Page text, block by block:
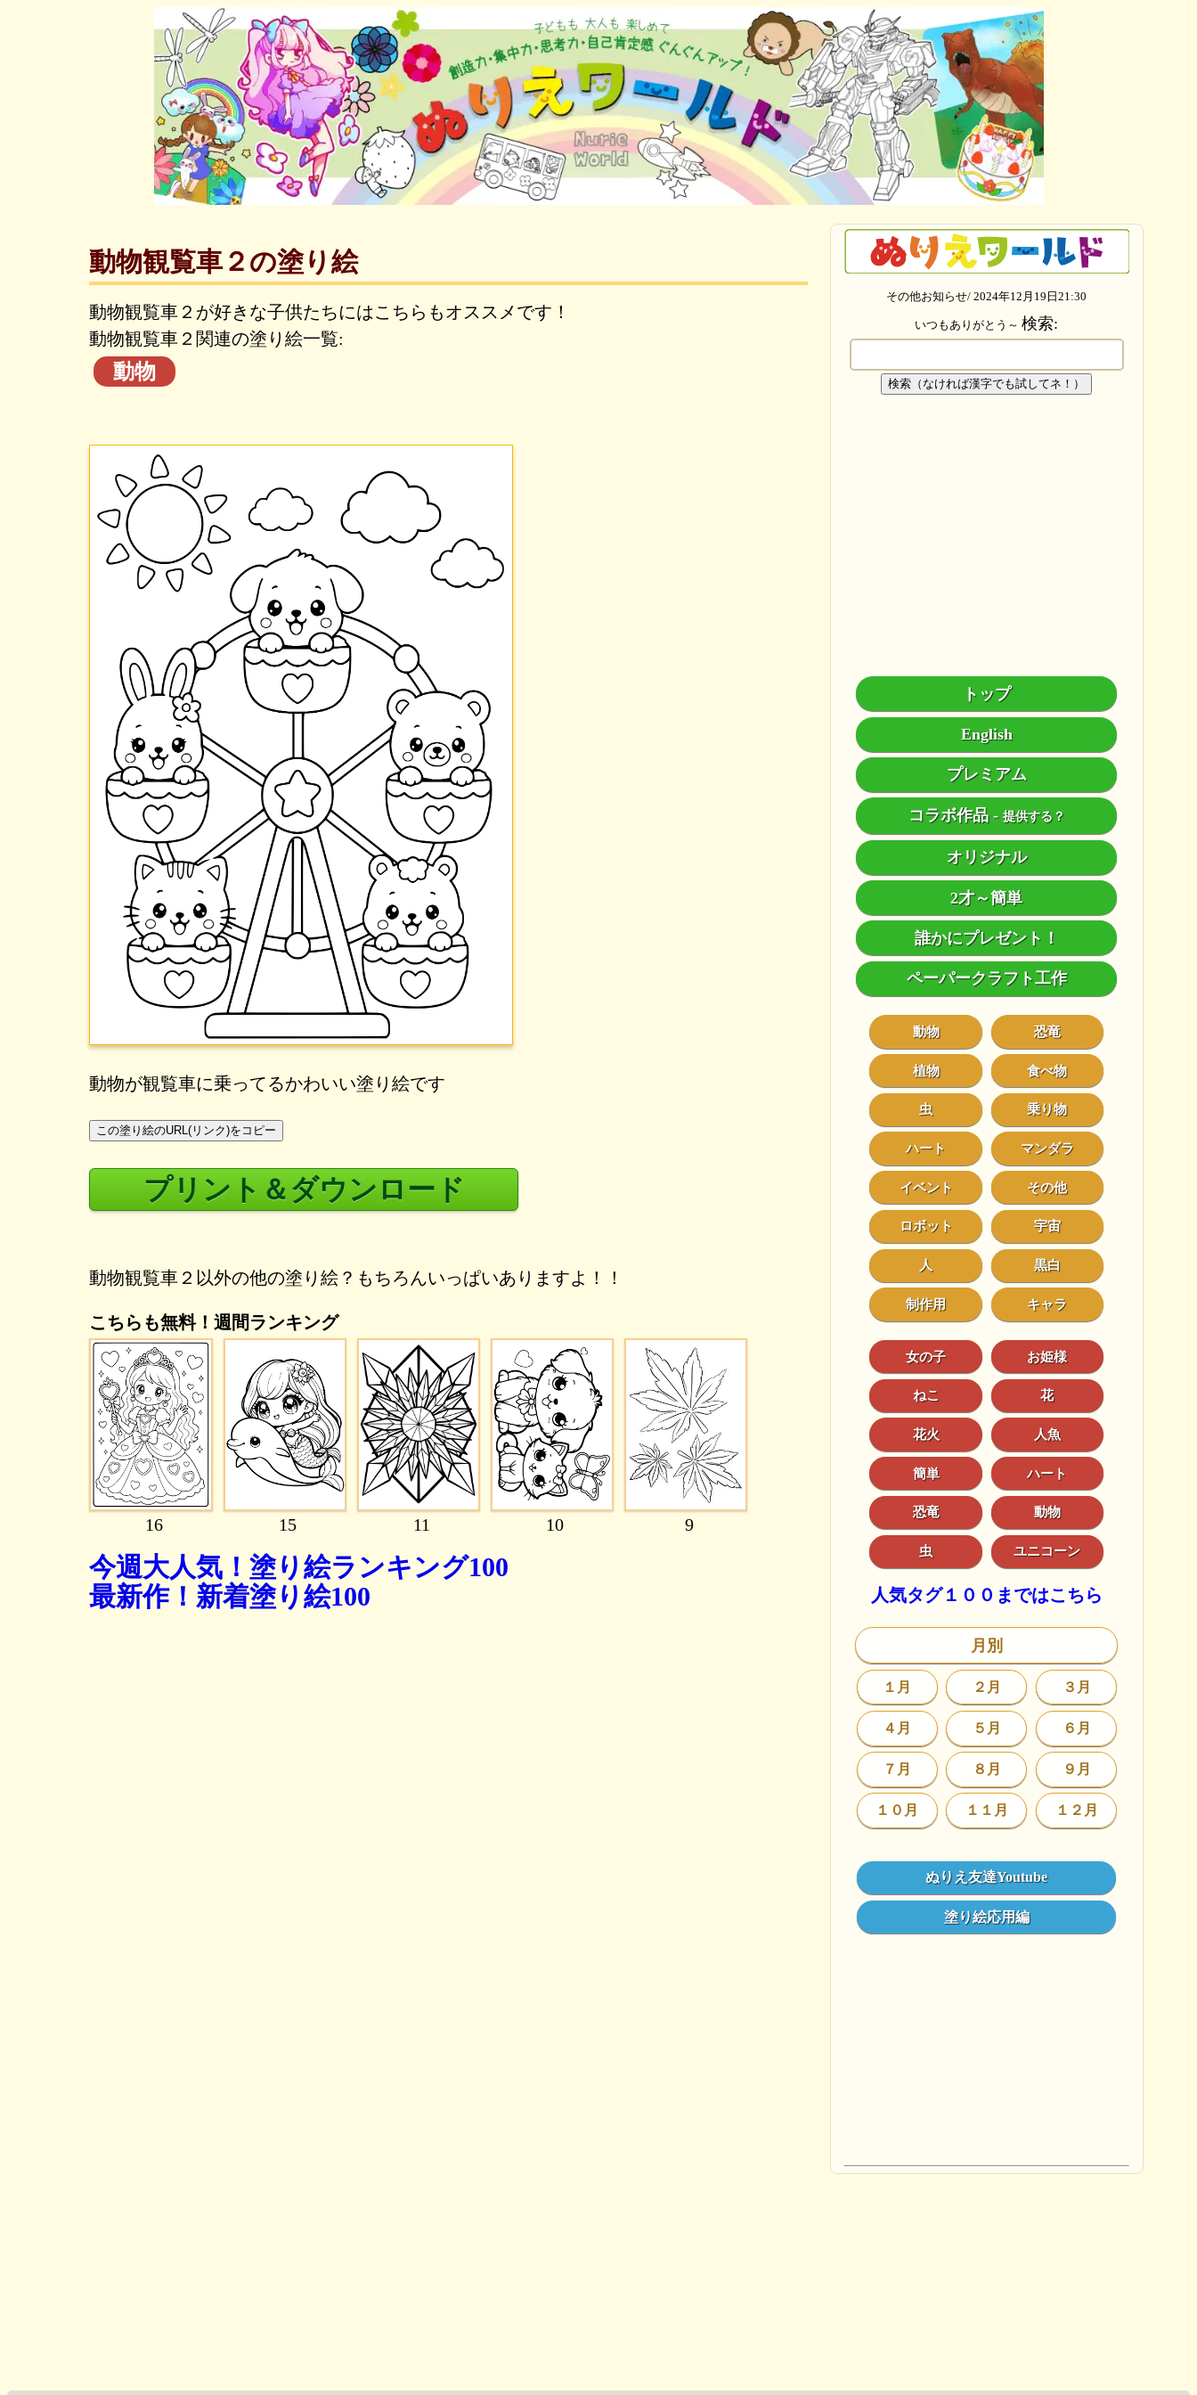
動物観覧車２の塗り絵
動物観覧車２が好きな子供たちにはこちらもオススメです！
動物観覧車２関連の塗り絵一覧:
動物
動物が観覧車に乗ってるかわいい塗り絵です
この塗り絵のURL(リンク)をコピー
プリント＆ダウンロード
動物観覧車２以外の他の塗り絵？もちろんいっぱいありますよ！！
こちらも無料！週間ランキング
16 15 11 10 9
今週大人気！塗り絵ランキング100
最新作！新着塗り絵100
その他お知らせ/ 2024年12月19日21:30
いつもありがとう～検索:
検索（なければ漢字でも試してネ！）
トップ
English
プレミアム
コラボ作品- 提供する？
オリジナル
2才～簡単
誰かにプレゼント！
ペーパークラフト工作
動物 恐竜
植物 食べ物
虫 乗り物
ハート マンダラ
イベント その他
ロボット 宇宙
人 黒白
制作用 キャラ
女の子 お姫様
ねこ 花
花火 人魚
簡単 ハート
恐竜 動物
虫 ユニコーン
人気タグ１００まではこちら
月別
１月 ２月 ３月
４月 ５月 ６月
７月 ８月 ９月
１０月 １１月 １２月
ぬりえ友達Youtube
塗り絵応用編